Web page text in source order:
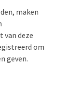
maken
van deze
om
geven.